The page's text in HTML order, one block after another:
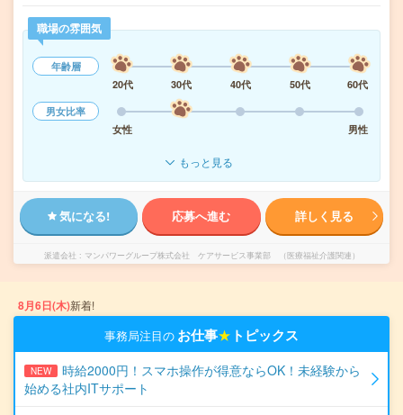
職場の雰囲気
年齢層
20代
30代 40代 50代
60代
男女比率
女性
男性
もっと見る
気になる! 応募へ進む 詳しく見る
派遣会社 マンパワーグループ株式会社 ケアサービス事業部 （医療福祉介護関連）
8月6日(木)新着!
事務局注目の お仕事★ トピックス
NEW
時給2000円！スマホ操作が得意ならOK！未経験から
始める社内ITサポート